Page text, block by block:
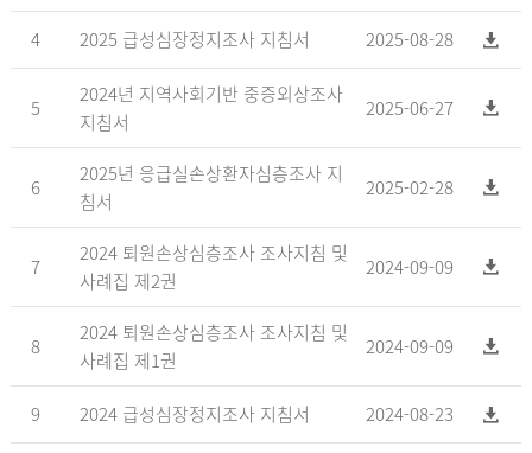
4 2025 급성심장정지조사 지침서 2025-08-28
5
2024년 지역사회기반 중증외상조사
지침서
2025-06-27
6
2025년 응급실손상환자심층조사 지
침서
2025-02-28
7
2024 퇴원손상심층조사 조사지침 및
사례집 제2권
2024-09-09
8
2024 퇴원손상심층조사 조사지침 및
사례집 제1권
2024-09-09
9 2024 급성심장정지조사 지침서 2024-08-23